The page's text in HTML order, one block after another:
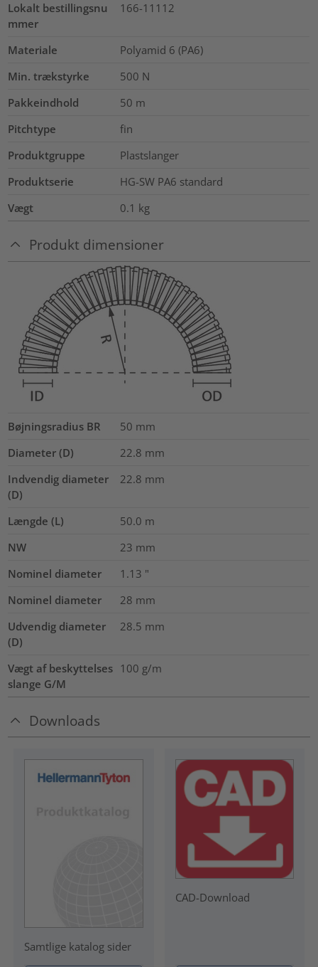
Lokalt bestillingsnu
mmer
166-11112
Materiale
Polyamid 6 (PA6)
Min. trækstyrke
500 N
Pakkeindhold
50 m
Pitchtype
fin
Produktgruppe
Plastslanger
Produktserie
HG-SW PA6 standard
Vægt
0.1 kg
Produkt dimensioner
Bøjningsradius BR 50 mm
Diameter (D)
22.8 mm
Indvendig diameter
(D)
22.8 mm
Længde (L) 50.0 m
NW
23 mm
Nominel diameter
1.13 "
Nominel diameter
28 mm
Udvendig diameter
(D)
28.5 mm
Vægt af beskyttelses
slange G/M
100 g/m
Downloads
Samtlige katalog sider
CAD-Download